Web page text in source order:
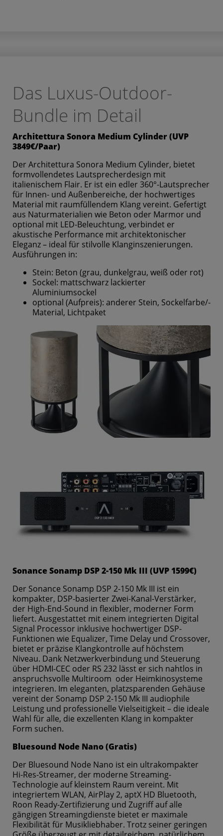
Das Luxus-Outdoor-
Bundle im Detail
Architettura Sonora Medium Cylinder (UVP
3849€/Paar)
Der Architettura Sonora Medium Cylinder, bietet
formvollendetes Lautsprecherdesign mit
italienischem Flair. Er ist ein edler 360°-Lautsprecher
für Innen- und Außenbereiche, der hochwertiges
Material mit raumfüllendem Klang vereint. Gefertigt
aus Naturmaterialien wie Beton oder Marmor und
optional mit LED-Beleuchtung, verbindet er
akustische Performance mit architektonischer
Eleganz – ideal für stilvolle Klanginszenierungen.
Ausführungen in:
Stein: Beton (grau, dunkelgrau, weiß oder rot)
Sockel: mattschwarz lackierter
Aluminiumsockel
optional (Aufpreis): anderer Stein, Sockelfarbe/-
Material, Lichtpaket
Sonance Sonamp DSP 2-150 Mk III (UVP 1599€)
Der Sonance Sonamp DSP 2-150 Mk III ist ein
kompakter, DSP-basierter Zwei-Kanal-Verstärker,
der High-End-Sound in flexibler, moderner Form
liefert. Ausgestattet mit einem integrierten Digital
Signal Processor inklusive hochwertiger DSP-
Funktionen wie Equalizer, Time Delay und Crossover,
bietet er präzise Klangkontrolle auf höchstem
Niveau. Dank Netzwerkverbindung und Steuerung
über HDMI-CEC oder RS 232 lässt er sich nahtlos in
anspruchsvolle Multiroom oder Heimkinosysteme
integrieren. Im eleganten, platzsparenden Gehäuse
vereint der Sonamp DSP 2-150 Mk III audiophile
Leistung und professionelle Vielseitigkeit – die ideale
Wahl für alle, die exzellenten Klang in kompakter
Form suchen.
Bluesound Node Nano (Gratis)
Der Bluesound Node Nano ist ein ultrakompakter
Hi-Res-Streamer, der moderne Streaming-
Technologie auf kleinstem Raum vereint. Mit
integriertem WLAN, AirPlay 2, aptX HD Bluetooth,
Roon Ready-Zertifizierung und Zugriff auf alle
gängigen Streamingdienste bietet er maximale
Flexibilität für Musikliebhaber. Trotz seiner geringen